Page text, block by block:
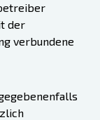
der
verbundene